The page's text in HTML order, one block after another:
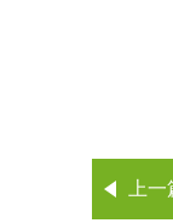
上